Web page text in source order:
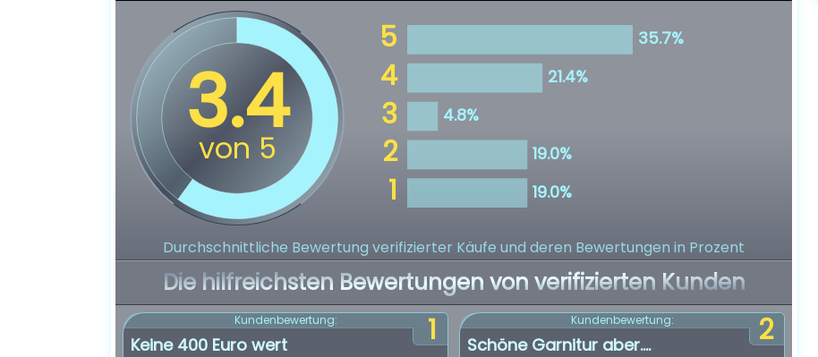
Durchschnittliche Bewertung verifizierter Käufe und deren Bewertungen in Prozent
Die hilfreichsten Bewertungen von verifizierten Kunden
1
Kundenbewertung:
Keine 400 Euro wert 2
Kundenbewertung:
Schöne Garnitur aber….